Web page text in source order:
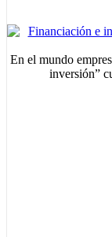
En el mundo
inversión”